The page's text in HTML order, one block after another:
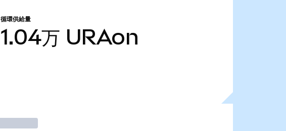
循環供給量
1.04万 URAon